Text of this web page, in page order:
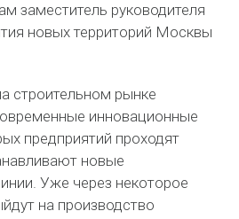
заместитель руководителя
новых территорий Москвы
строительном рынке
инновационные
предприятий проходят
новые
Уже через некоторое
на производство